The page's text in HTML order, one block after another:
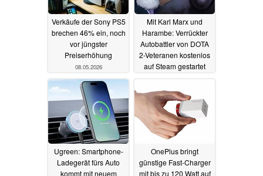
Verkäufe der Sony PS5
brechen 46% ein, noch
vor jüngster
Preiserhöhung
08.05.2026
Mit Karl Marx und
Harambe: Verrückter
Autobattler von DOTA
2-Veteranen kostenlos
auf Steam gestartet
Ugreen: Smartphone-
Ladegerät fürs Auto
kommt mit neuem
OnePlus bringt
günstige Fast-Charger
mit bis zu 120 Watt auf